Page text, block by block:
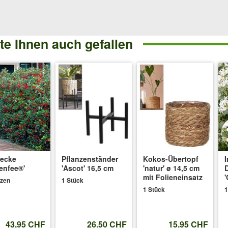
Jahren mit der Pflanze wachsen. Das Wachstum ist eher
vor dem Neuaustrieb erfolgen.
:
Hecke? Danke
Ihnen auch gefallen
43.95 CHF
Pflanzenständer
'Ascot' 16,5 cm
1 Stück
26.50 CHF
Kokos-Übertopf
'natur' ø 14,5 cm
mit Folieneinsatz
1 Stück
15.95 CHF